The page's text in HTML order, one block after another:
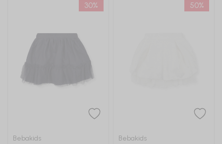
30%
Bebakids
50%
Bebakids